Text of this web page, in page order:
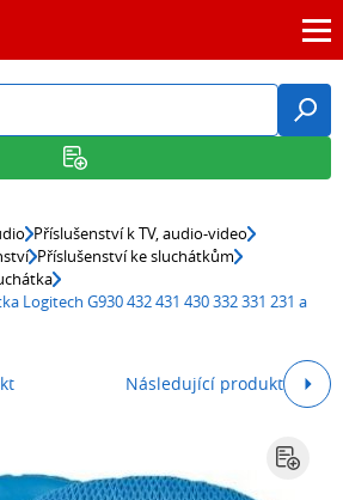
Příslušenství k TV, audio-video
Příslušenství ke sluchátkům
Logitech G930 432 431 430 332 331 231 a
Následující produkt